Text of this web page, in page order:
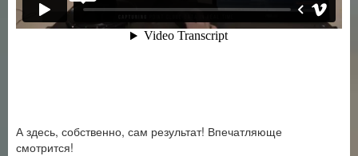
А здесь, собственно, сам результат! Впечатляюще
смотрится!